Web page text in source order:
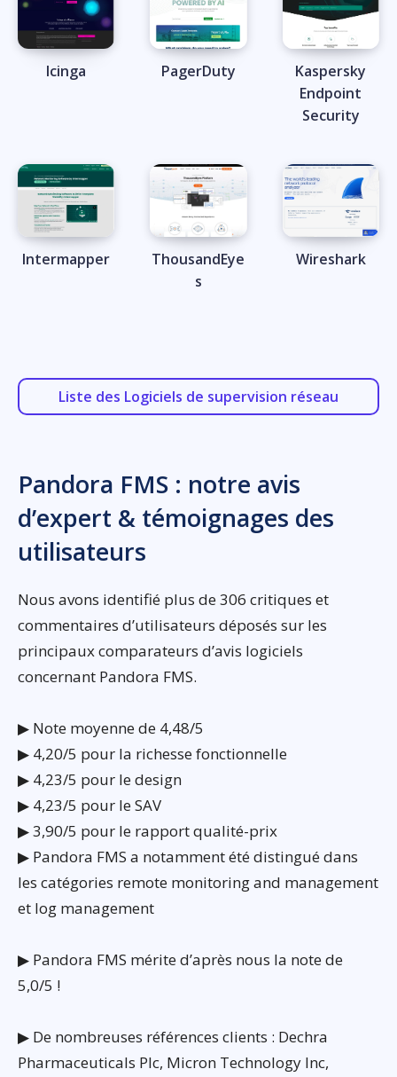
Icinga PagerDuty
Kaspersky
Endpoint
Security
Intermapper
ThousandEye
s
Wireshark
Liste des Logiciels de supervision réseau
Pandora FMS : notre avis
d’expert & témoignages des
utilisateurs
Nous avons identifié plus de 306 critiques et
commentaires d’utilisateurs déposés sur les
principaux comparateurs d’avis logiciels
concernant Pandora FMS.
▶ Note moyenne de 4,48/5
▶ 4,20/5 pour la richesse fonctionnelle
▶ 4,23/5 pour le design
▶ 4,23/5 pour le SAV
▶ 3,90/5 pour le rapport qualité-prix
▶ Pandora FMS a notamment été distingué dans
les catégories remote monitoring and management
et log management
▶ Pandora FMS mérite d’après nous la note de
5,0/5 !
▶ De nombreuses références clients : Dechra
Pharmaceuticals Plc, Micron Technology Inc,